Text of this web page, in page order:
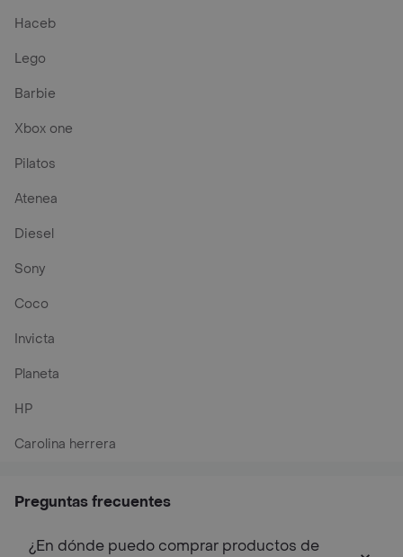
Haceb
Lego
Barbie
Xbox one
Pilatos
Atenea
Diesel
Sony
Coco
Invicta
Planeta
HP
Carolina herrera
Preguntas frecuentes
¿En dónde puedo comprar productos de